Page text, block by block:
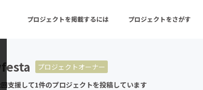
プロジェクトを掲載するには プロジェクトをさがす
ターン 注目の新着プロジェクト
プロジェクトオーナー
支援して1件のプロジェクトを投稿しています